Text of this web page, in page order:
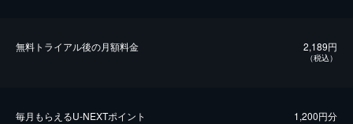
無料トライアル後の⽉額料金 2,189円
（税込）
毎⽉もらえるU-NEXTポイント 1,200円分